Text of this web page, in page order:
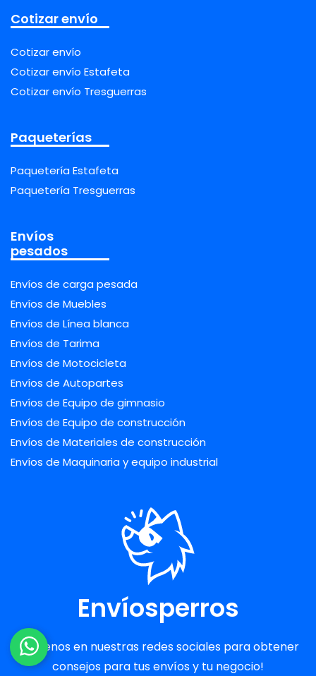
Cotizar envío
Cotizar envío
Cotizar envío Estafeta
Cotizar envío Tresguerras
Paqueterías
Paquetería Estafeta
Paquetería Tresguerras
Envíos
pesados
Envíos de carga pesada
Envíos de Muebles
Envíos de Línea blanca
Envíos de Tarima
Envíos de Motocicleta
Envíos de Autopartes
Envíos de Equipo de gimnasio
Envíos de Equipo de construcción
Envíos de Materiales de construcción
Envíos de Maquinaria y equipo industrial
Envíosperros
¡Síguenos en nuestras redes sociales para obtener
consejos para tus envíos y tu negocio!